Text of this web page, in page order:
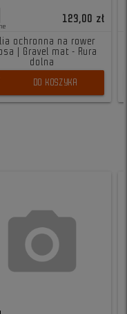
123,00 zł
ochronna na rower
| Gravel mat - Rura
dolna
DO KOSZYKA